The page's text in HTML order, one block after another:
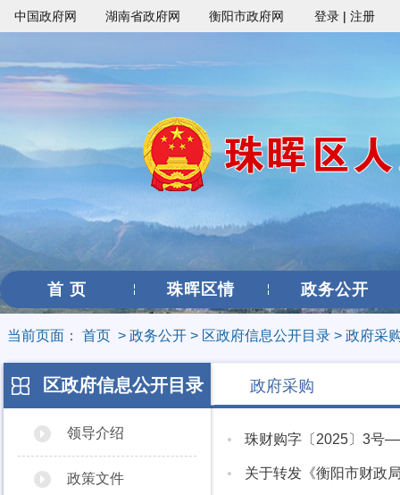
中国政府网 湖南省政府网 衡阳市政府网 登录 | 注册
首 页 珠晖区情 政务公开
当前页面： 首页 > 政务公开 > 区政府信息公开目录 > 政府采
区政府信息公开目录
领导介绍
政策文件
政府采购
珠财购字〔2025〕3号
关于转发《衡阳市财政